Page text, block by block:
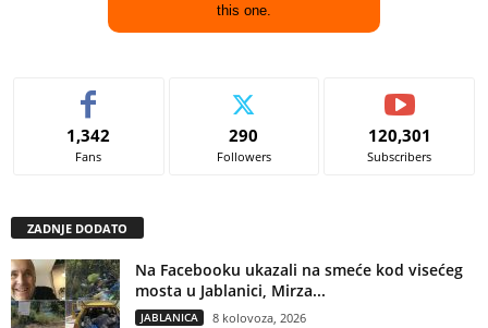
this one.
1,342
Fans
290
Followers
120,301
Subscribers
ZADNJE DODATO
Na Facebooku ukazali na smeće kod visećeg
mosta u Jablanici, Mirza...
JABLANICA 8 kolovoza, 2026